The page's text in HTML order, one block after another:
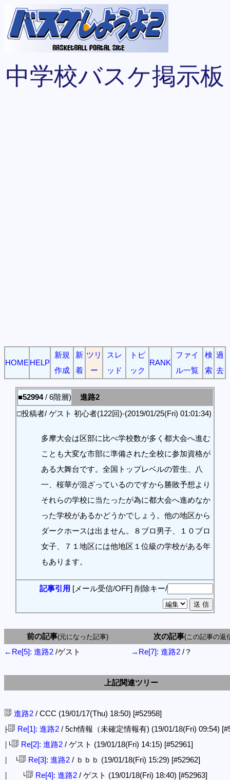
中学校バスケ掲示板
HOME HELP
新規
作成
新
着
ツリ
ー
スレ
ッド
トピ
ック
RANK
ファイ
ル一覧
検
索
過
去
■52994/ 6階層)
進路2
□投稿者/ ゲスト 初心者(122回)-(2019/01/25(Fri) 01:01:34)
多摩大会は区部に比べ学校数が多く都大会へ進む
ことも大変な市部に準備された全校に参加資格が
ある大舞台です。全国トップレベルの菅生、八
一、桜華が混ざっているのですから勝敗予想より
それらの学校に当たったが為に都大会へ進めなか
った学校があるかどうかでしょう。他の地区から
ダークホースは出ません。８ブロ男子、１０ブロ
女子、７１地区には他地区１位級の学校がある年
もあります。
記事引用 [メール受信/OFF] 削除キー/
前の記事(元になった記事) 次の記事(この記事の返
←Re[5]: 進路2 /ゲスト →Re[7]: 進路2 /？
上記関連ツリー
進路2 / CCC (19/01/17(Thu) 18:50) [#52958]
├ Re[1]: 進路2 / 5ch情報（未確定情報有) (19/01/18(Fri) 09:54)
│└ Re[2]: 進路2 / ゲスト (19/01/18(Fri) 14:15) [#52961]
│ └ Re[3]: 進路2 / ｂｂｂ (19/01/18(Fri) 15:29) [#52962]
│ └ Re[4]: 進路2 / ゲスト (19/01/18(Fri) 18:40) [#52963]